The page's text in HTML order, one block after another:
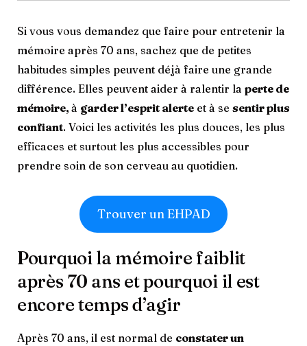
Si vous vous demandez que faire pour entretenir la
mémoire après 70 ans, sachez que de petites
habitudes simples peuvent déjà faire une grande
différence. Elles peuvent aider à ralentir la perte de
mémoire, à garder l’esprit alerte et à se sentir plus
confiant. Voici les activités les plus douces, les plus
efficaces et surtout les plus accessibles pour
prendre soin de son cerveau au quotidien.
Trouver un EHPAD
Pourquoi la mémoire faiblit
après 70 ans et pourquoi il est
encore temps d’agir
Après 70 ans, il est normal de constater un